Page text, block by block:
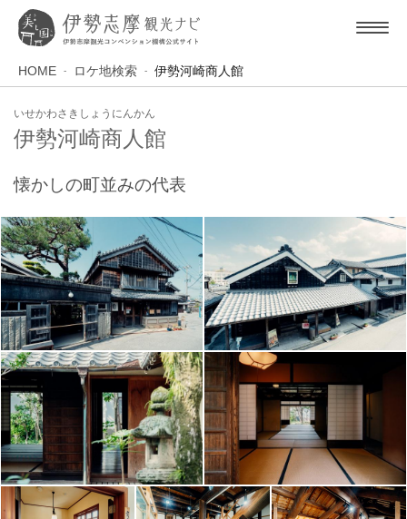
HOME ロケ地検索 伊勢河崎商人館
いせかわさきしょうにんかん
伊勢河崎商人館
懐かしの町並みの代表